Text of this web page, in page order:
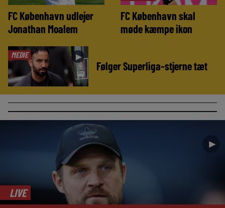
FC København udlejer
Jonathan Moalem
FC København skal
møde kæmpe ikon
MEDIE ►
Følger Superliga-stjerne tæt
►
LIVE